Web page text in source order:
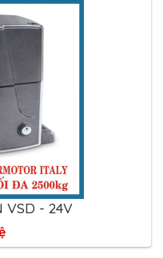
VSD - 24V